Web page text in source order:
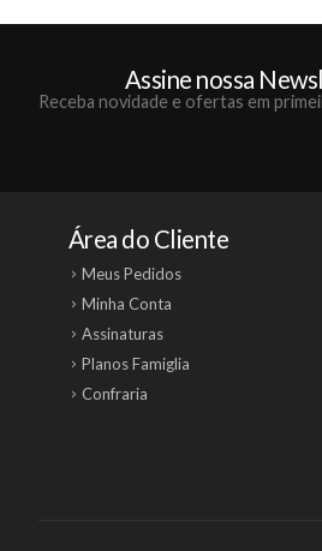
Assine nossa
Receba novidade e ofertas em
Área do Cliente
Meus Pedidos
Minha Conta
Assinaturas
Planos Famiglia
Confraria